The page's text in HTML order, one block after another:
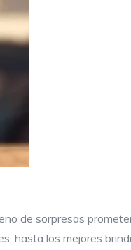
de sorpresas
hasta los mejores